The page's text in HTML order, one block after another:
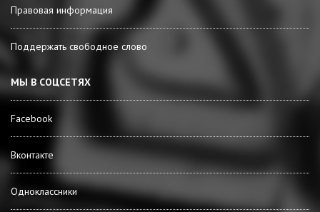
Правовая информация
Поддержать свободное слово
МЫ В СОЦСЕТЯХ
Facebook
Вконтакте
Одноклассники